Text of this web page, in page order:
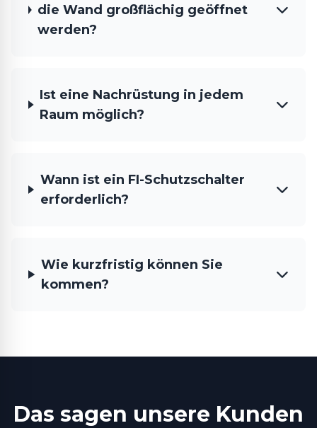
die Wand großflächig geöffnet
werden?
Ist eine Nachrüstung in jedem
Raum möglich?
Wann ist ein FI-Schutzschalter
erforderlich?
Wie kurzfristig können Sie
kommen?
Das sagen unsere Kunden